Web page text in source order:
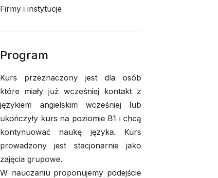
Firmy i instytucje
Program
Kurs przeznaczony jest dla osób
które miały już wcześniej kontakt z
językiem angielskim wcześniej lub
ukończyły kurs na poziomie B1 i chcą
kontynuować naukę języka. Kurs
prowadzony jest stacjonarnie jako
zajęcia grupowe.
W nauczaniu proponujemy podejście